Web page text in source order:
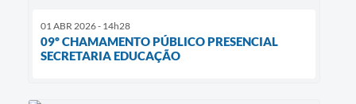
01 ABR 2026 - 14h28
09º CHAMAMENTO PÚBLICO PRESENCIAL
SECRETARIA EDUCAÇÃO